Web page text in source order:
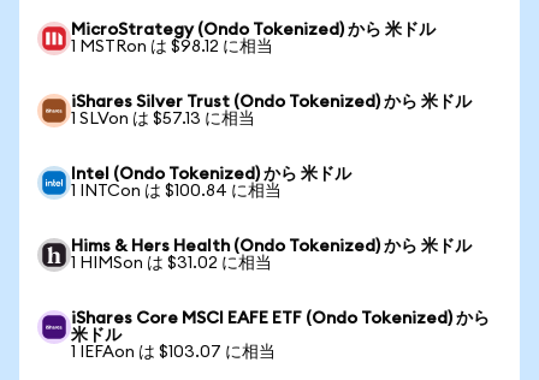
MicroStrategy (Ondo Tokenized) から 米ドル
1 MSTRon は $98.12 に相当
iShares Silver Trust (Ondo Tokenized) から 米ドル
1 SLVon は $57.13 に相当
Intel (Ondo Tokenized) から 米ドル
1 INTCon は $100.84 に相当
Hims & Hers Health (Ondo Tokenized) から 米ドル
1 HIMSon は $31.02 に相当
iShares Core MSCI EAFE ETF (Ondo Tokenized) から
米ドル
1 IEFAon は $103.07 に相当